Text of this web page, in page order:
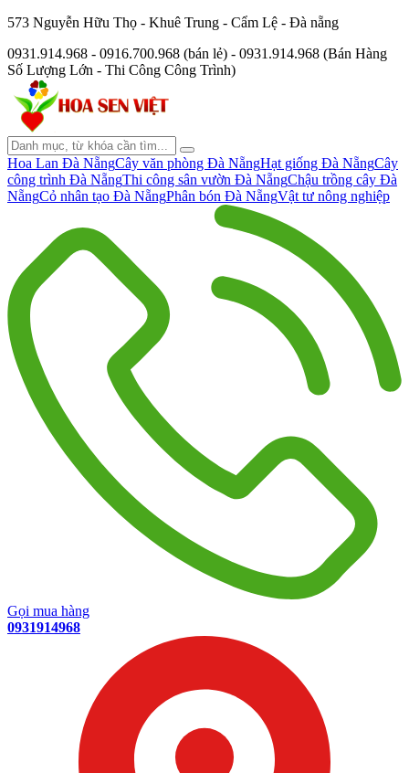
573 Nguyễn Hữu Thọ - Khuê Trung - Cẩm Lệ - Đà nẵng
0931.914.968 - 0916.700.968 (bán lẻ) - 0931.914.968 (Bán Hàng
Số Lượng Lớn - Thi Công Công Trình)
Hoa Lan Đà NẵngCây văn phòng Đà NẵngHạt giống Đà NẵngCây
công trình Đà NẵngThi công sân vườn Đà NẵngChậu trồng cây Đà
NẵngCỏ nhân tạo Đà NẵngPhân bón Đà NẵngVật tư nông nghiệp
Gọi mua hàng
0931914968